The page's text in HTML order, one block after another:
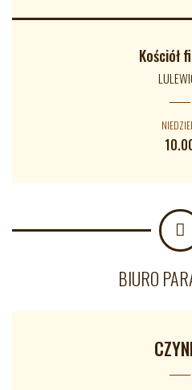
Kościół
BIURO